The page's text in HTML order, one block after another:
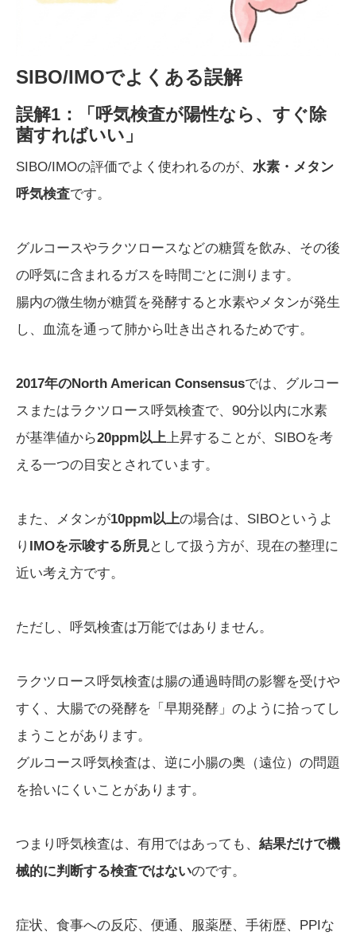
SIBO/IMOでよくある誤解
誤解1：「呼気検査が陽性なら、すぐ除
菌すればいい」
SIBO/IMOの評価でよく使われるのが、 水素・メタン
呼気検査です。
グルコースやラクツロースなどの糖質を飲み、その後
の呼気に含まれるガスを時間ごとに測ります。
腸内の微生物が糖質を発酵すると水素やメタンが発生
し、血流を通って肺から吐き出されるためです。
2017年のNorth American Consensusでは、グルコー
スまたはラクツロース呼気検査で、90分以内に水素
が基準値から20ppm以上 上昇することが、SIBOを考
える一つの目安とされています。
また、メタンが10ppm以上の場合は、SIBOというよ
り IMOを示唆する所見として扱う方が、現在の整理に
近い考え方です。
ただし、呼気検査は万能ではありません。
ラクツロース呼気検査は腸の通過時間の影響を受けや
すく、大腸での発酵を「早期発酵」のように拾ってし
まうことがあります。
グルコース呼気検査は、逆に小腸の奥（遠位）の問題
を拾いにくいことがあります。
つまり呼気検査は、有用ではあっても、 結果だけで機
械的に判断する検査ではないのです。
症状、食事への反応、便通、服薬歴、手術歴、PPIな